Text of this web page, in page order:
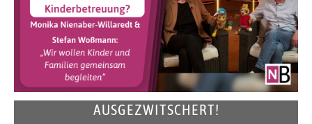
AUSGEZWITSCHERT!